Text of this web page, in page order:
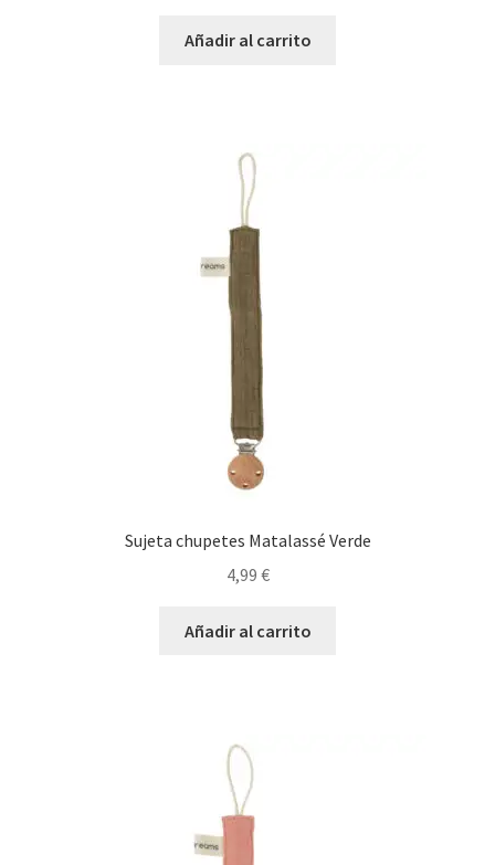
Añadir al carrito
Sujeta chupetes Matalassé Verde
4,99 €
Añadir al carrito